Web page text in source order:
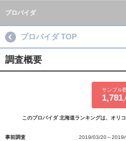
プロバイダ
プロバイダ TOP
調査概要
サンプル
1,781人
このプロバイダ 北海道ランキングは、オリ
事前調査
2019/03/20～